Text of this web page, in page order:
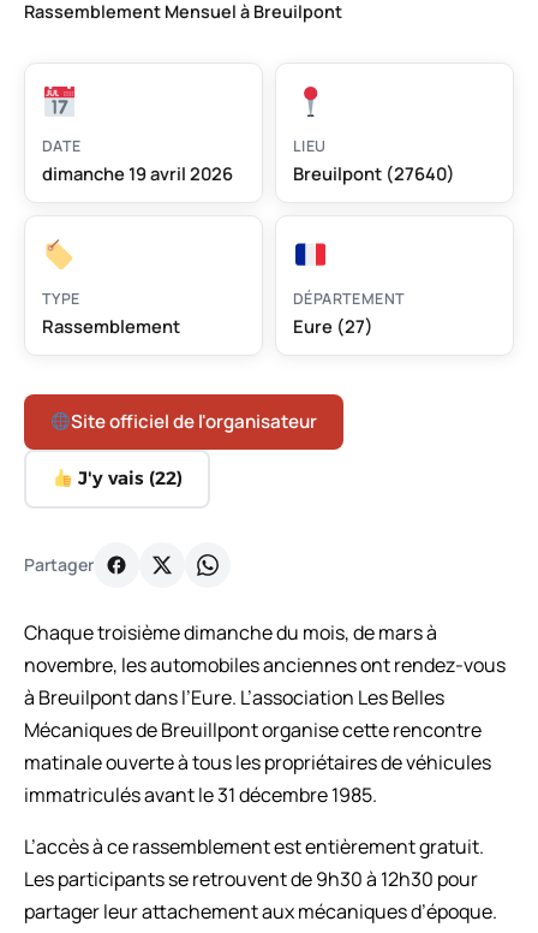
Rassemblement Mensuel à Breuilpont
DATE
dimanche 19 avril 2026
LIEU
Breuilpont (27640)
TYPE
Rassemblement
DÉPARTEMENT
Eure (27)
Site officiel de l'organisateur
J'y vais (22)
Partager
Chaque troisième dimanche du mois, de mars à
novembre, les automobiles anciennes ont rendez-vous
à Breuilpont dans l’Eure. L’association Les Belles
Mécaniques de Breuillpont organise cette rencontre
matinale ouverte à tous les propriétaires de véhicules
immatriculés avant le 31 décembre 1985.
L’accès à ce rassemblement est entièrement gratuit.
Les participants se retrouvent de 9h30 à 12h30 pour
partager leur attachement aux mécaniques d’époque.